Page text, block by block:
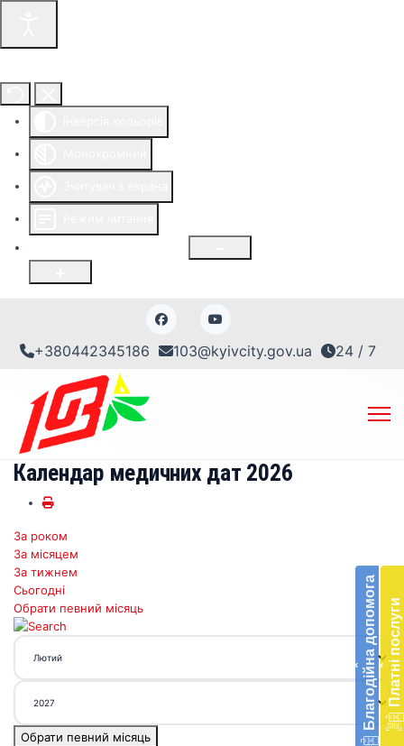
+380442345186 103@kyivcity.gov.ua 24 / 7
‹ Благодійна допомогав
‹ Платні послуги
Календар медичних дат 2026
За роком
За місяцем
За тижнем
Сьогодні
Обрати певний місяць
Обрати певний місяць